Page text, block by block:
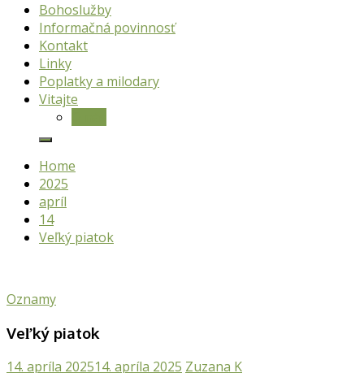
Bohoslužby
Informačná povinnosť
Kontakt
Linky
Poplatky a milodary
Vitajte
Home
2025
apríl
14
Veľký piatok
Oznamy
Veľký piatok
14. apríla 202514. apríla 2025 Zuzana K